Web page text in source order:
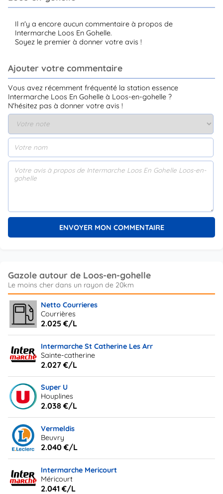
Il n'y a encore aucun commentaire à propos de
Intermarche Loos En Gohelle.
Soyez le premier à donner votre avis !
Ajouter votre commentaire
Vous avez récemment fréquenté la station essence
Intermarche Loos En Gohelle à Loos-en-gohelle ?
N'hésitez pas à donner votre avis !
Gazole autour de Loos-en-gohelle
Netto Courrieres
Courrières
2.025 €/L
Intermarche St Catherine Les Arr
Sainte-catherine
2.027 €/L
Super U
Houplines
2.038 €/L
Vermeldis
Beuvry
2.040 €/L
Intermarche Mericourt
Méricourt
2.041 €/L